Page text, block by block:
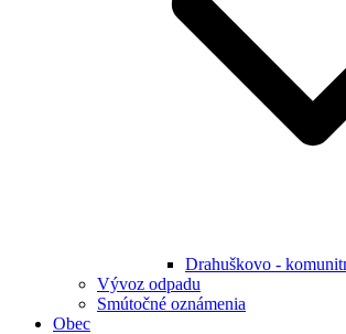
Drahuškovo -
Vývoz odpadu
Smútočné oznámenia
Obec